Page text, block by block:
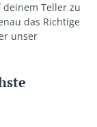
deinem Teller zu
das Richtige
unser